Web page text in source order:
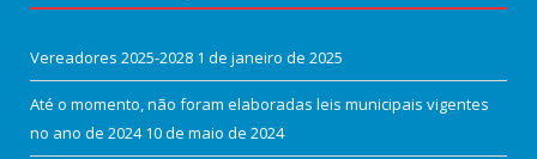
Vereadores 2025-2028 1 de janeiro de 2025
Até o momento, não foram elaboradas leis municipais vigentes
no ano de 2024 10 de maio de 2024